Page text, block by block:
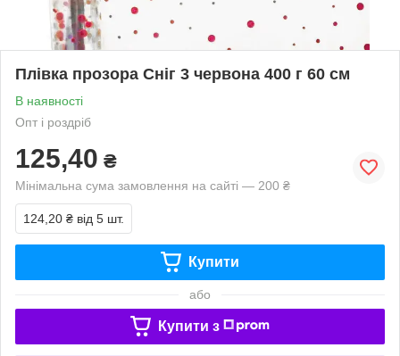
Плівка прозора Сніг 3 червона 400 г 60 см
В наявності
Опт і роздріб
125,40 ₴
Мінімальна сума замовлення на сайті — 200 ₴
124,20 ₴ від 5 шт.
Купити
або
Купити з